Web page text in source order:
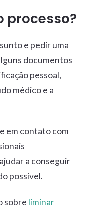
processo?
e pedir uma
documentos
pessoal,
médico e a
em contato com
a conseguir
possível.
sobre liminar